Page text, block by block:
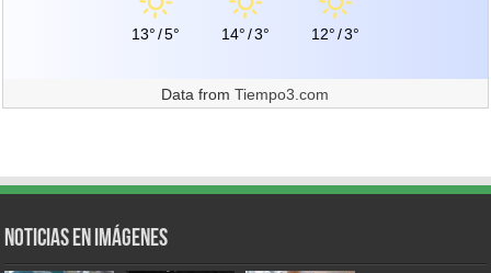
13°/5° 14°/3° 12°/3°
Data fromTiempo3.com
Noticias en Imágenes